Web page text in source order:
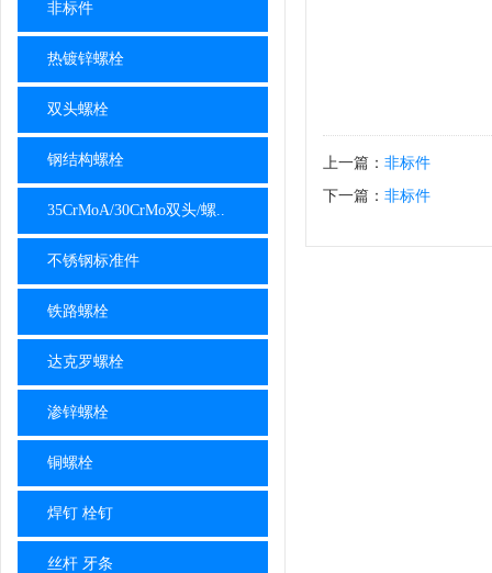
非标件
热镀锌螺栓
双头螺栓
钢结构螺栓
35CrMoA/30CrMo双头/螺..
不锈钢标准件
铁路螺栓
达克罗螺栓
渗锌螺栓
铜螺栓
焊钉 栓钉
丝杆 牙条
上一篇： 非标件
下一篇： 非标件